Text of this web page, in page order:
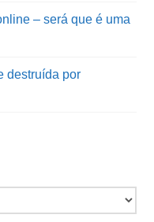
– será que é uma
destruída por